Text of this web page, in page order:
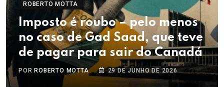
ROBERTO MOTTA
Imposto é roubo – pelo menos
no caso de Gad Saad, que teve
de pagar para sair do Canadá
POR ROBERTO MOTTA 29 DE JUNHO DE 2026